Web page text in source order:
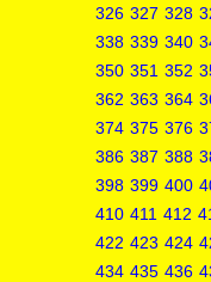
326 327 328
338 339 340
350 351 352
362 363 364
374 375 376
386 387 388
398 399 400
410 411 412
422 423 424
434 435 436